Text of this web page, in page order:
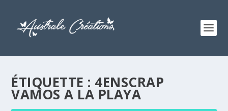
ÉTIQUETTE : 4ENSCRAP
VAMOS A LA PLAYA